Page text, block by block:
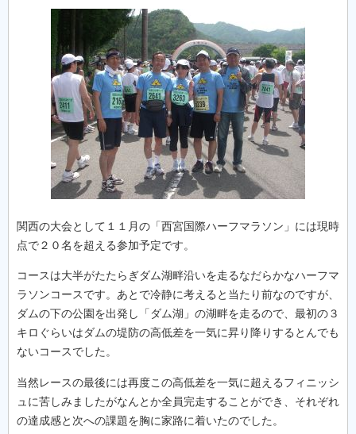
関西の大会として１１月の「西宮国際ハーフマラソン」には現時
点で２０名を超える参加予定です。
コースは大半がたたらぎダム湖畔沿いを走るなだらかなハーフマ
ラソンコースです。あとで冷静に考えると当たり前なのですが、
ダムの下の公園を出発し「ダム湖」の湖畔を走るので、最初の３
キロぐらいはダムの堤防の高低差を一気に昇り降りするとんでも
ないコースでした。
当然レースの最後には再度この高低差を一気に超えるフィニッシ
ュに苦しみましたがなんとか全員完走することができ、それぞれ
の達成感と次への課題を胸に家路に着いたのでした。